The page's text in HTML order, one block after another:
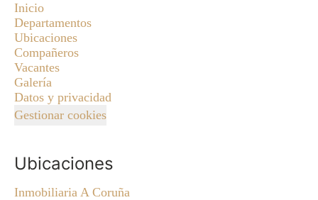
Inicio
Departamentos
Ubicaciones
Compañeros
Vacantes
Galería
Datos y privacidad
Gestionar cookies
Ubicaciones
Inmobiliaria A Coruña